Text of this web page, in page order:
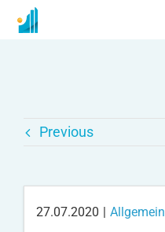
Previous
27.07.2020 | Allgemein